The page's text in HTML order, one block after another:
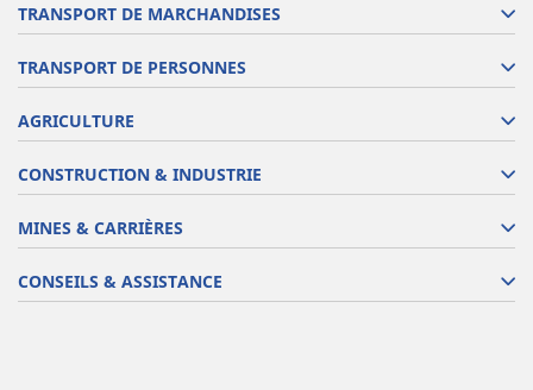
TRANSPORT DE MARCHANDISES
TRANSPORT DE PERSONNES
AGRICULTURE
CONSTRUCTION & INDUSTRIE
MINES & CARRIÈRES
CONSEILS & ASSISTANCE